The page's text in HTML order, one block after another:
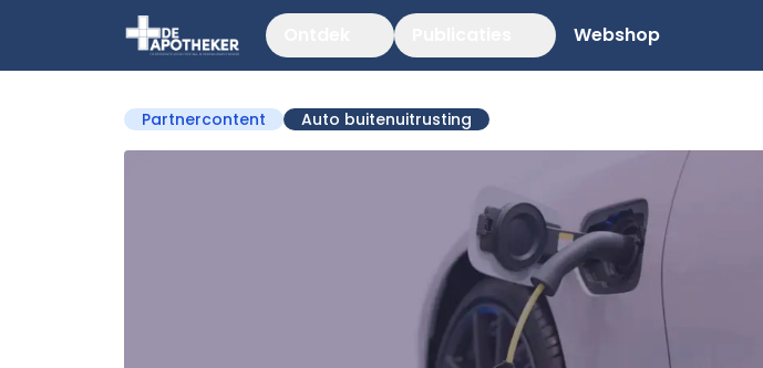
Webshop
Partnercontent Auto buitenuitrusting